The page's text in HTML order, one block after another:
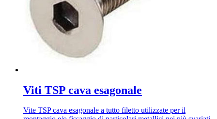
Viti TSP cava esagonale
Vite TSP cava esagonale a tutto filetto utilizzate per il